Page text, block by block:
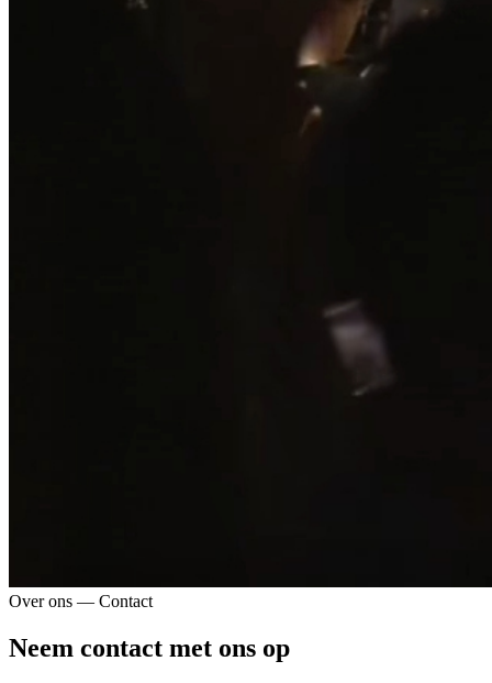
Over ons — Contact
Neem contact met ons op